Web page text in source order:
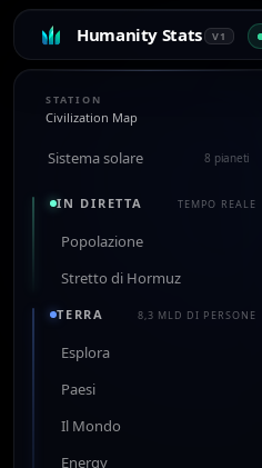
Humanity Stats V1
STATION
Civilization Map
Sistema solare 8 pianeti
IN DIRETTA TEMPO REALE
Popolazione
Stretto di Hormuz
TERRA 8,3 MLD DI PERSONE
Esplora
Paesi
Il Mondo
Energy